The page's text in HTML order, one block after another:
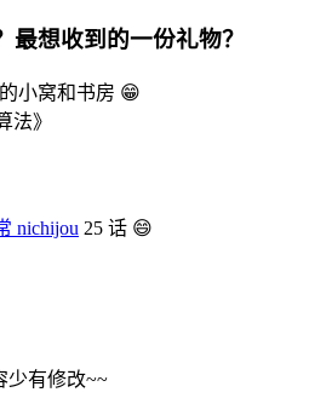
最想收到的一份礼物？
小窝和书房 😁
法》
nichijou 25 话 😄
少有修改~~